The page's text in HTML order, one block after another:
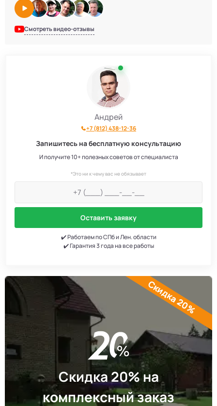
Смотреть видео-отзывы
Андрей
+7 (812) 438-12-36
Запишитесь на бесплатную консультацию
И получите 10+ полезных советов от специалиста
*Это ни к чему вас не обязывает
Оставить заявку
✔️ Работаем по СПб и Лен. области
✔️ Гарантия 3 года на все работы
Скидка 20% на
комплексный заказ
Скидка 20%